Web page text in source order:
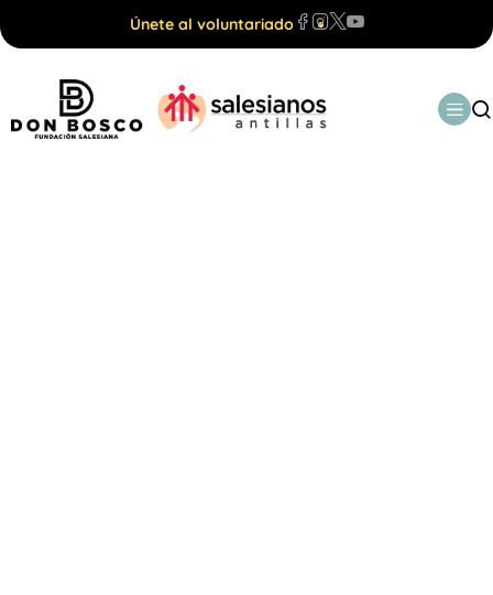
Únete al voluntariado